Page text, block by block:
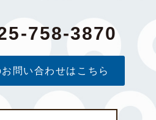
758-3870
問い合わせはこちら